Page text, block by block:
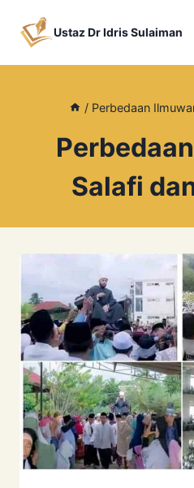
Ustaz Dr Idris Sulaiman
/ Perbedaan
Salafi